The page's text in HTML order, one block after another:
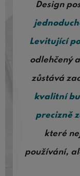
Design
Levitující
odlehčený
zůstává
kvalitní
precizně
které
používání,